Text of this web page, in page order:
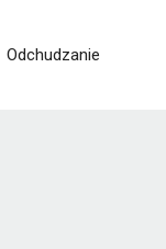
Odchudzanie